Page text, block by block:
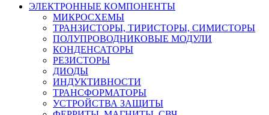
ЭЛЕКТРОННЫЕ КОМПОНЕНТЫ
МИКРОСХЕМЫ
ТРАНЗИСТОРЫ, ТИРИСТОРЫ, СИМИСТОРЫ
ПОЛУПРОВОДНИКОВЫЕ МОДУЛИ
КОНДЕНСАТОРЫ
РЕЗИСТОРЫ
ДИОДЫ
ИНДУКТИВНОСТИ
ТРАНСФОРМАТОРЫ
УСТРОЙСТВА ЗАЩИТЫ